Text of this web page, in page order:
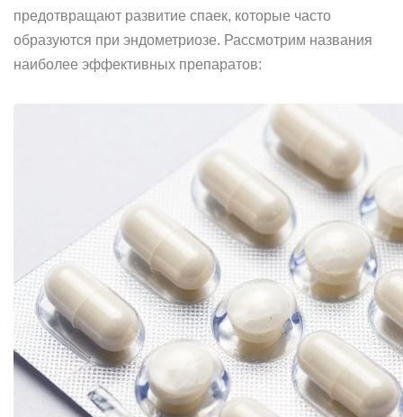
предотвращают развитие спаек, которые часто
образуются при эндометриозе. Рассмотрим названия
наиболее эффективных препаратов: